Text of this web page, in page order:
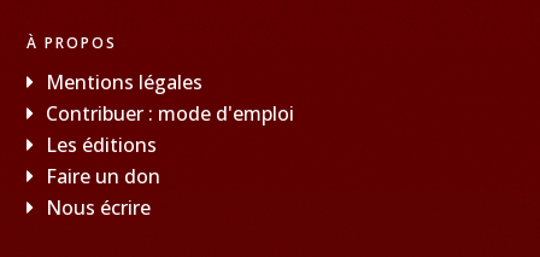
À PROPOS
Mentions légales
Contribuer : mode d'emploi
Les éditions
Faire un don
Nous écrire